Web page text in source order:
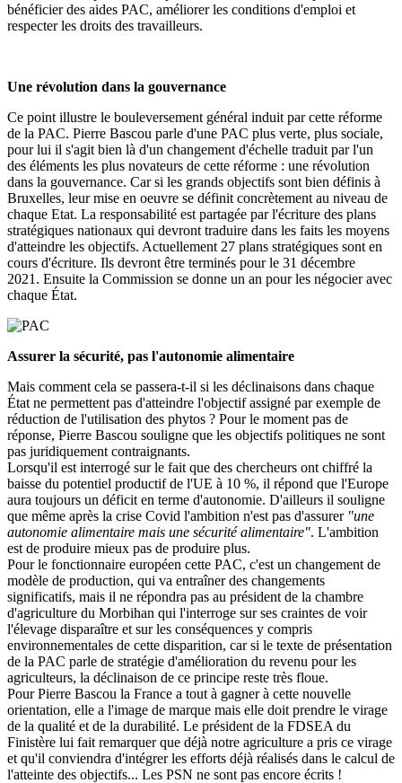
bénéficier des aides PAC, améliorer les conditions d'emploi et
respecter les droits des travailleurs.
Une révolution dans la gouvernance
Ce point illustre le bouleversement général induit par cette réforme
de la PAC. Pierre Bascou parle d'une PAC plus verte, plus sociale,
pour lui il s'agit bien là d'un changement d'échelle traduit par l'un
des éléments les plus novateurs de cette réforme : une révolution
dans la gouvernance. Car si les grands objectifs sont bien définis à
Bruxelles, leur mise en oeuvre se définit concrètement au niveau de
chaque Etat. La responsabilité est partagée par l'écriture des plans
stratégiques nationaux qui devront traduire dans les faits les moyens
d'atteindre les objectifs. Actuellement 27 plans stratégiques sont en
cours d'écriture. Ils devront être terminés pour le 31 décembre
2021. Ensuite la Commission se donne un an pour les négocier avec
chaque État.
Assurer la sécurité, pas l'autonomie alimentaire
Mais comment cela se passera-t-il si les déclinaisons dans chaque
État ne permettent pas d'atteindre l'objectif assigné par exemple de
réduction de l'utilisation des phytos ? Pour le moment pas de
réponse, Pierre Bascou souligne que les objectifs politiques ne sont
pas juridiquement contraignants.
Lorsqu'il est interrogé sur le fait que des chercheurs ont chiffré la
baisse du potentiel productif de l'UE à 10 %, il répond que l'Europe
aura toujours un déficit en terme d'autonomie. D'ailleurs il souligne
que même après la crise Covid l'ambition n'est pas d'assurer "une
autonomie alimentaire mais une sécurité alimentaire". L'ambition
est de produire mieux pas de produire plus.
Pour le fonctionnaire européen cette PAC, c'est un changement de
modèle de production, qui va entraîner des changements
significatifs, mais il ne répondra pas au président de la chambre
d'agriculture du Morbihan qui l'interroge sur ses craintes de voir
l'élevage disparaître et sur les conséquences y compris
environnementales de cette disparition, car si le texte de présentation
de la PAC parle de stratégie d'amélioration du revenu pour les
agriculteurs, la déclinaison de ce principe reste très floue.
Pour Pierre Bascou la France a tout à gagner à cette nouvelle
orientation, elle a l'image de marque mais elle doit prendre le virage
de la qualité et de la durabilité. Le président de la FDSEA du
Finistère lui fait remarquer que déjà notre agriculture a pris ce virage
et qu'il conviendra d'intégrer les efforts déjà réalisés dans le calcul de
l'atteinte des objectifs... Les PSN ne sont pas encore écrits !